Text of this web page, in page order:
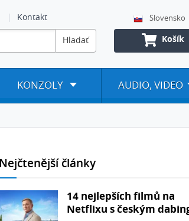
Kontakt Slovensko
Hladať Košík
KONZOLY AUDIO, VIDEO
Nejčtenější články
14 nejlepších filmů na
Netflixu s českým